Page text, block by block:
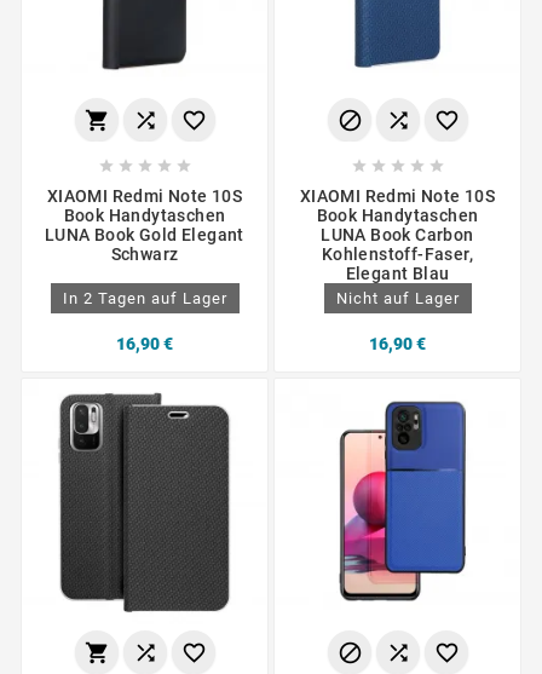
  
    
XIAOMI Redmi Note 10S
Book Handytaschen
LUNA Book Gold Elegant
Schwarz
In 2 Tagen auf Lager
16,90 €
  
    
XIAOMI Redmi Note 10S
Book Handytaschen
LUNA Book Carbon
Kohlenstoff-Faser,
Elegant Blau
Nicht auf Lager
16,90 €
     